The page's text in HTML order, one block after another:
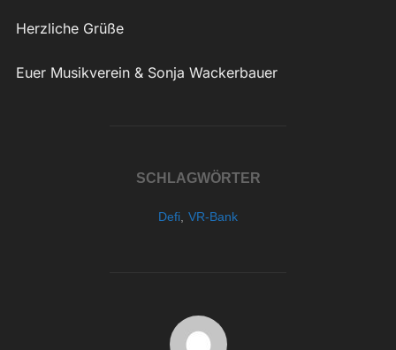
Herzliche Grüße
Euer Musikverein & Sonja Wackerbauer
SCHLAGWÖRTER
Defi VR-Bank
BEITRAGSAUTOR